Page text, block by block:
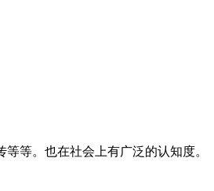
等。也在社会上有广泛的认知度。